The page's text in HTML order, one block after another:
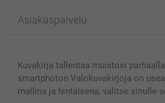
Kuvakirjat
Kännykkä & Tabletti
MyNameBook
Affiliate ohjelma
Sivukartta
Ehdot/takuut
Asiakaspalvelu
smartbonus
Hinnat & maksutavat
Kuvakirja tallentaa muistosi
smartphoton Valokuvakirjoja on
mallina ja hintaisena, valitse sinulle